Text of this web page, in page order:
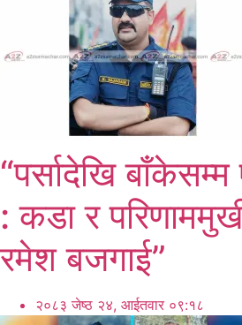
“पर्सादेखि
: कडा र
रमेश बजगाई”
२०८३ जेष्ठ २४, आईतवार ०९:१८